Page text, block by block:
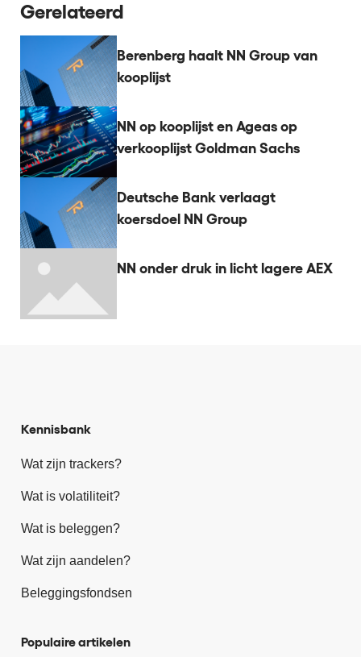
Gerelateerd
Berenberg haalt NN Group van
kooplijst
NN op kooplijst en Ageas op
verkooplijst Goldman Sachs
Deutsche Bank verlaagt
koersdoel NN Group
NN onder druk in licht lagere AEX
Kennisbank
Wat zijn trackers?
Wat is volatiliteit?
Wat is beleggen?
Wat zijn aandelen?
Beleggingsfondsen
Populaire artikelen